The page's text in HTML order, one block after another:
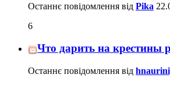
Останнє повідомлення від Pika
6
Что дарить на крестины
Останнє повідомлення від